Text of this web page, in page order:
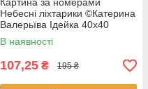
Картина за номерами
Небесні ліхтарики ©Катерина
Валерьїва Ідейка 40х40
(KHO4360)
В наявності
107,25 ₴ 195 ₴